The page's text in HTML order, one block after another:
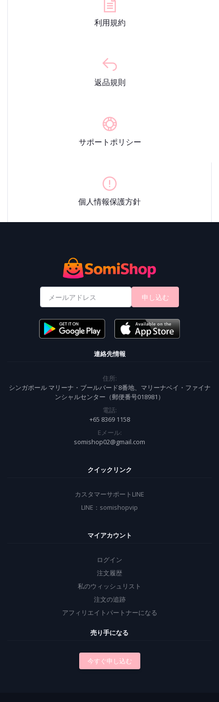
利用規約
返品規則
サポートポリシー
個人情報保護方針
申し込む
連絡先情報
住所:
シンガポール マリーナ・ブールバード8番地、マリーナベイ・ファイナ
ンシャルセンター（郵便番号018981）
電話:
+65 8369 1158
Eメール:
somishop02@gmail.com
クイックリンク
カスタマーサポートLINE
LINE：somishopvip
マイアカウント
ログイン
注文履歴
私のウィッシュリスト
注文の追跡
アフィリエイトパートナーになる
売り手になる
今すぐ申し込む